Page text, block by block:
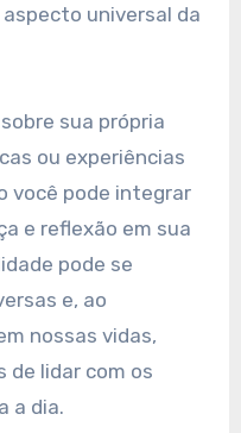
universal da
sua própria
ou experiências
você pode integrar
e reflexão em sua
pode se
e, ao
nossas vidas,
de lidar com os
a dia.